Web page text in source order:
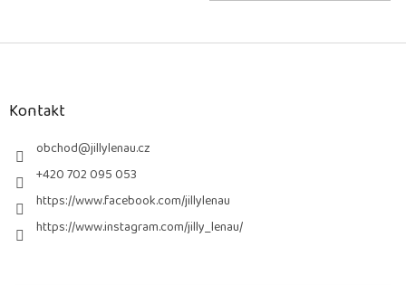
Z
Kontakt
obchod@jillylenau.cz
+420 702 095 053
https://www.facebook.com/jillylenau
https://www.instagram.com/jilly_lenau/